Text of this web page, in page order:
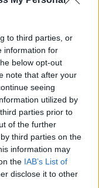
to third parties, or
information for
below opt-out
note that after your
seeing
utilized by
parties prior to
of the further
third parties on the
information may
the IAB’s List of
disclose it to other
Florenta
Viena